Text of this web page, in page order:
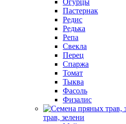
Пастернак
Редис
Редька
Репа
Свекла
Перец
Спаржа
Томат
Тыква
Фасоль
Физалис
трав, зелени